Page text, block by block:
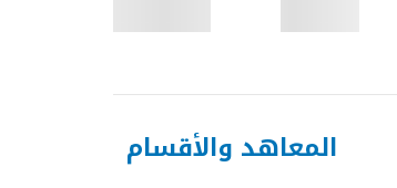
المعاهد والأقسام